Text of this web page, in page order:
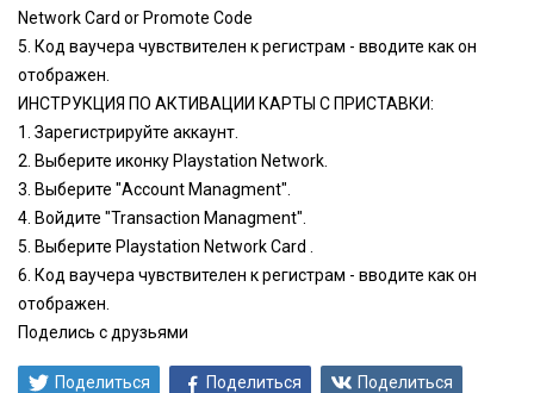
Network Card or Promote Code
5. Код ваучера чувствителен к регистрам - вводите как он
отображен.
ИНСТРУКЦИЯ ПО АКТИВАЦИИ КАРТЫ С ПРИСТАВКИ:
1. Зарегистрируйте аккаунт.
2. Bыберите иконку Playstation Network.
3. Выберите "Account Managment".
4. Войдите "Transaction Managment".
5. Выберите Playstation Network Card .
6. Код ваучера чувствителен к регистрам - вводите как он
отображен.
Поделись с друзьями
Поделиться Поделиться Поделиться